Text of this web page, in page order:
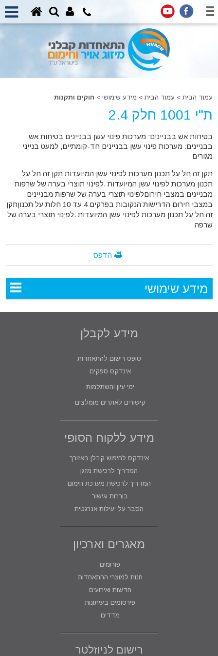
עמוד הבית > עמוד הבית > מידע שימושי > חוקים ותקנות
ת"י 1001 חלק 2.4
בטיחות אש בבניינים: מערכות פינוי עשן בבניינים בטיחות אש
בבניינים: מערכות פינוי עשן בבניינים חד-קומתיים, למעט בנייני
מגורים
תקן זה חל על תכנון מערכות לפינוי עשן המיועדות תקן זה חל על
תכנון מערכות לפינוי עשן המיועדות .לפינוי תוצרי בערה של שרפות
מבניינים במצבי חירוםלפינוי תוצרי בערה של שרפות מבניינים
במצבי חירום הדרישות הנקובות בפרקים 4 עד 10 חלות על תכנוןתקן
זה חל על תכנון מערכות לפינוי עשן המיועדות .לפינוי תוצרי בערה של
שרפה
הדפס
מידע שימושי
מידע לקבלן
טופס רישום להתאחדות
אינדקס ספקים
ימי עיון והשתלמות
קישורים לאתרים מומלצים
מידע ללקוח הסופי
אינדקס לחיפוש קבלן באזורך
המדריך לרכישת מזגן
המדריך לרכישת מערכת חימום
בוררות וגישור
הסבר על יעילות אנרגטית
מאגרים וארכיון
פורומים
חנות למוצרי ההתאחדות
חדשות ואירועים
פירסומים בעיתונות
מדדים
רישום לניוזלטר